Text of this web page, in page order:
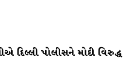
દિલ્લી પોલીસને મોદી વિરુદ્ધ